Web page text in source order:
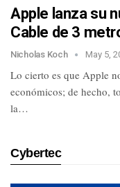
Apple lanza su
Cable de 3
Nicholas Koch May 5,
Lo cierto es que Apple
económicos; de hecho,
la…
Cybertec